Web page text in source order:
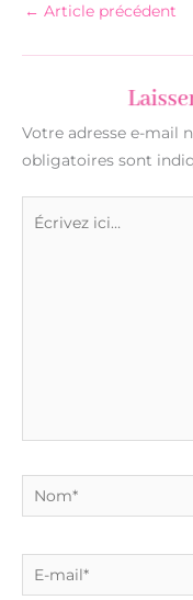
← Article précédent
Votre adresse e-mail
obligatoires sont
Nom*
E-
mail*